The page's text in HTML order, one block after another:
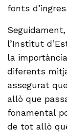
fonts
Seguidament,
l’Institut
la
diferents
assegurat
allò que
fonamental
de tot allò